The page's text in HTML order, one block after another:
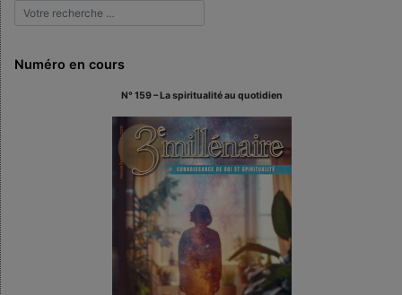
Numéro en cours
N° 159 – La spiritualité au quotidien